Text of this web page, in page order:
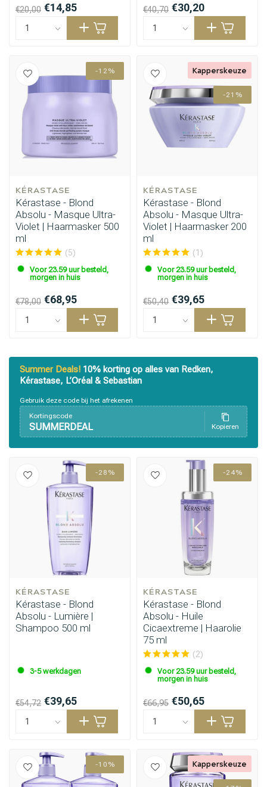
Haarkleuring
€20,00 €14,85 €40,70 €30,20
-12%
KÉRASTASE
Kérastase - Blond
Absolu - Masque Ultra-
Violet | Haarmasker 500
ml
(5)
Voor 23.59 uur besteld,
morgen in huis
€78,00 €68,95
-21%
KÉRASTASE
Kérastase - Blond
Absolu - Masque Ultra-
Violet | Haarmasker 200
ml
(1)
Voor 23.59 uur besteld,
morgen in huis
€50,40 €39,65
Kapperskeuze
Summer Deals! 10% korting op alles van Redken,
Kérastase, L’Oréal & Sebastian
Gebruik deze code bij het afrekenen
Kortingscode
SUMMERDEAL Kopieren
-28%
KÉRASTASE
Kérastase - Blond
Absolu - Lumière |
Shampoo 500 ml
3-5 werkdagen
€54,72 €39,65
-24%
KÉRASTASE
Kérastase - Blond
Absolu - Huile
Cicaextreme | Haarolie
75 ml
(2)
Voor 23.59 uur besteld,
morgen in huis
€66,95 €50,65
-10% Kapperskeuze